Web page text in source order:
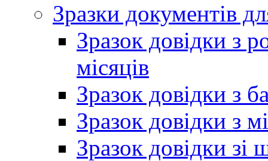
Зразки документів
Зразок довідки з
місяців
Зразок довідки з
Зразок довідки з
Зразок довідки зі